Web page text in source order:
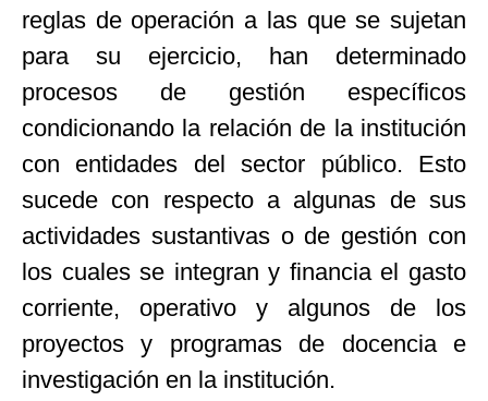
reglas de operación a las que se sujetan
para su ejercicio, han determinado
procesos de gestión específicos
condicionando la relación de la institución
con entidades del sector público. Esto
sucede con respecto a algunas de sus
actividades sustantivas o de gestión con
los cuales se integran y financia el gasto
corriente, operativo y algunos de los
proyectos y programas de docencia e
investigación en la institución.